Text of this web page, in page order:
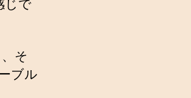
じで
そ
ブル